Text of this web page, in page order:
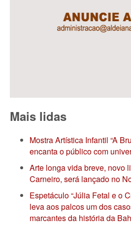
Mais lidas
Mostra Artística Infantil “A
encanta o público com
Arte longa vida breve, novo
Carneiro, será lançado no
Espetáculo “Júlia Fetal e o
leva aos palcos um dos
marcantes da história da